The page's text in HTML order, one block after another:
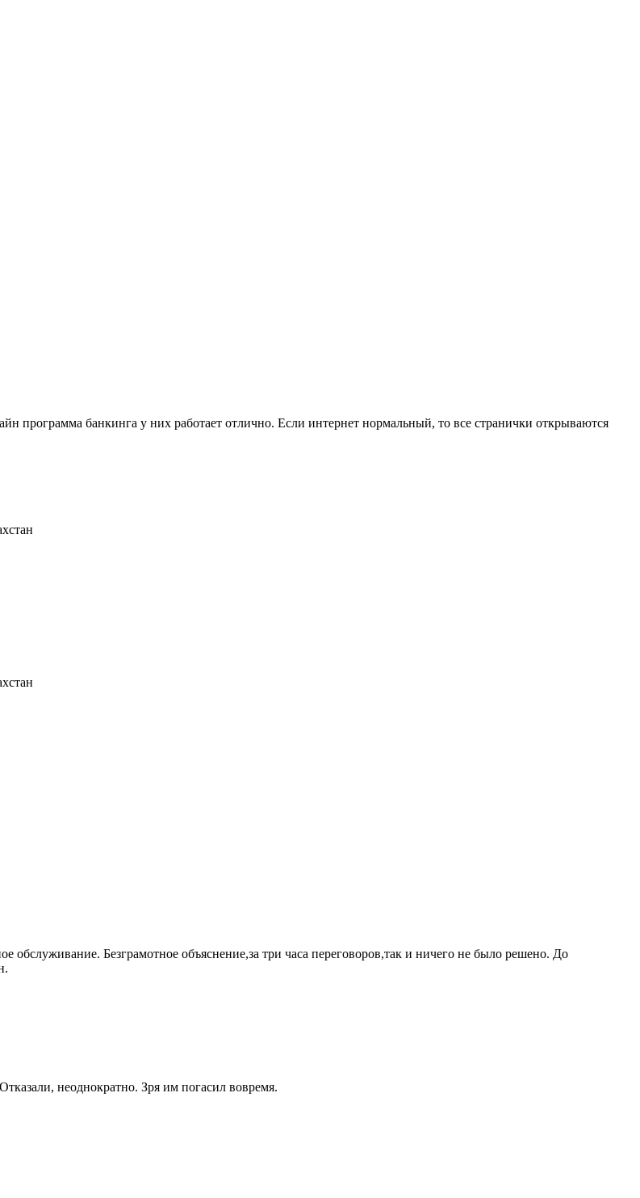
программа банкинга у них работает отлично. Если интернет нормальный, то все странички открываются
Безграмотное объяснение,за три часа переговоров,так и ничего не было решено. До
неоднократно. Зря им погасил вовремя.